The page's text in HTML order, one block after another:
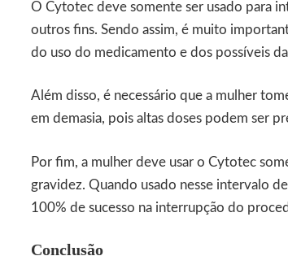
O Cytotec deve somente ser usado para
outros fins. Sendo assim, é muito
do uso do medicamento e dos possíveis
Além disso, é necessário que a mulher
em demasia, pois altas doses podem ser
Por fim, a mulher deve usar o Cytotec
gravidez. Quando usado nesse intervalo
100% de sucesso na interrupção do
Conclusão